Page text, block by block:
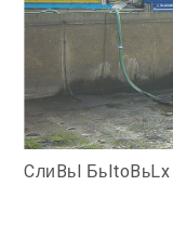
CлиBьl